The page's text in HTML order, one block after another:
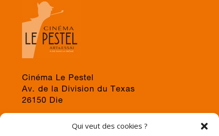
Qui veut des cookies ?
Cinéma Le Pestel
Av. de la Division du Texas
26150 Die
jps@cinema-le-pestel.fr